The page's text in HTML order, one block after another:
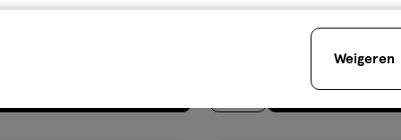
GR
Je kan
Toevoegen
Weigeren